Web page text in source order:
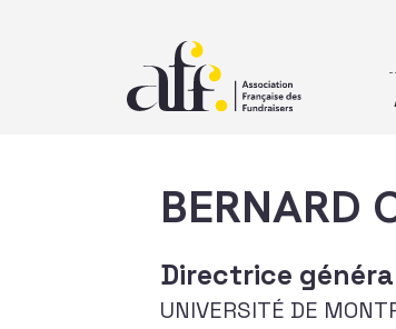
BERNARD
Directrice
UNIVERSITÉ DE